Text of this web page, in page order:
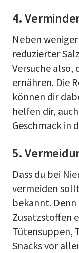
4.
Neben
reduzierter
Versuche also,
ernähren. Die
können dir
helfen dir,
Geschmack in
5.
Dass du bei
vermeiden
bekannt.
Zusatzstoffen
Tütensuppen,
Snacks vor